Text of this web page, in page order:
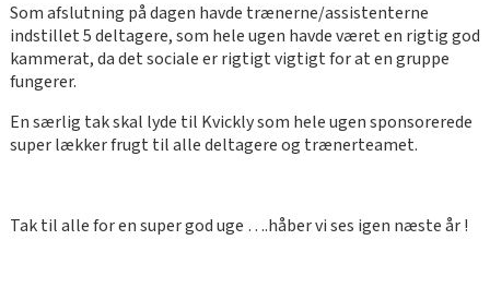
Som afslutning på dagen havde trænerne/assistenterne
indstillet 5 deltagere, som hele ugen havde været en rigtig god
kammerat, da det sociale er rigtigt vigtigt for at en gruppe
fungerer.
En særlig tak skal lyde til Kvickly som hele ugen sponsorerede
super lækker frugt til alle deltagere og trænerteamet.
Tak til alle for en super god uge ….håber vi ses igen næste år !